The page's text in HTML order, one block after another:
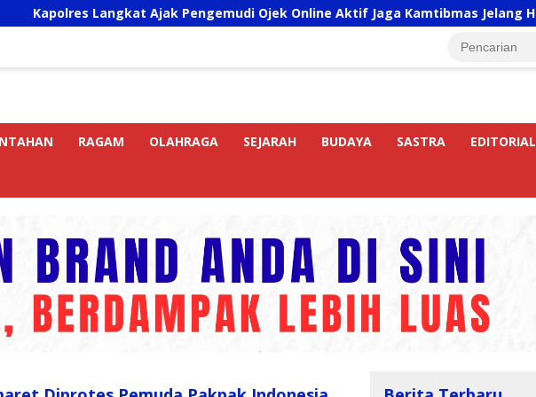
Langkat Ajak Pengemudi Ojek Online Aktif Jaga Kamtibmas Jelang HUT RI
RAGAM OLAHRAGA SEJARAH BUDAYA SASTRA EDITORIAL